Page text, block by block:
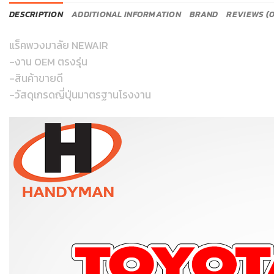
DESCRIPTION ADDITIONAL INFORMATION BRAND REVIEWS
แร็คพวงมาลัย NEWAIR
-งาน OEM ตรงรุ่น
-สินค้าขายดี
-วัสดุเกรดญี่ปุ่นมาตรฐานโรงงาน